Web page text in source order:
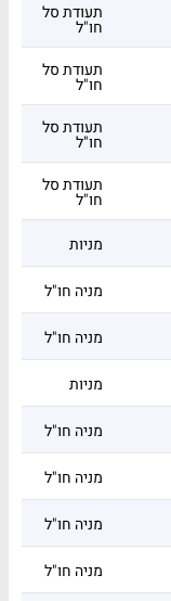
תעודת סל
חו"ל
תעודת סל
חו"ל
תעודת סל
חו"ל
תעודת סל
חו"ל
מניות
מניה חו"ל
מניה חו"ל
מניות
מניה חו"ל
מניה חו"ל
מניה חו"ל
מניה חו"ל